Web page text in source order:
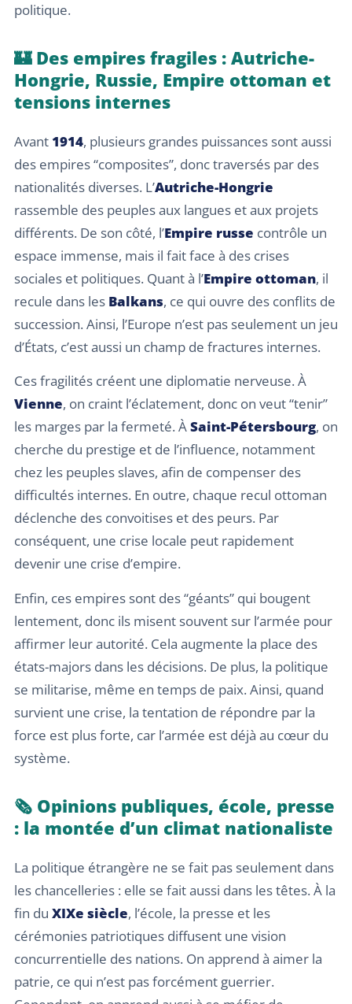
politique.
🏰 Des empires fragiles : Autriche-
Hongrie, Russie, Empire ottoman et
tensions internes
Avant 1914, plusieurs grandes puissances sont aussi
des empires “composites”, donc traversés par des
nationalités diverses. L’Autriche-Hongrie
rassemble des peuples aux langues et aux projets
différents. De son côté, l’Empire russe contrôle un
espace immense, mais il fait face à des crises
sociales et politiques. Quant à l’Empire ottoman, il
recule dans les Balkans, ce qui ouvre des conflits de
succession. Ainsi, l’Europe n’est pas seulement un jeu
d’États, c’est aussi un champ de fractures internes.
Ces fragilités créent une diplomatie nerveuse. À
Vienne, on craint l’éclatement, donc on veut “tenir”
les marges par la fermeté. ÀSaint-Pétersbourg, on
cherche du prestige et de l’influence, notamment
chez les peuples slaves, afin de compenser des
difficultés internes. En outre, chaque recul ottoman
déclenche des convoitises et des peurs. Par
conséquent, une crise locale peut rapidement
devenir une crise d’empire.
Enfin, ces empires sont des “géants” qui bougent
lentement, donc ils misent souvent sur l’armée pour
affirmer leur autorité. Cela augmente la place des
états-majors dans les décisions. De plus, la politique
se militarise, même en temps de paix. Ainsi, quand
survient une crise, la tentation de répondre par la
force est plus forte, car l’armée est déjà au cœur du
système.
🗞️ Opinions publiques, école, presse
: la montée d’un climat nationaliste
La politique étrangère ne se fait pas seulement dans
les chancelleries : elle se fait aussi dans les têtes. À la
fin du XIXe siècle, l’école, la presse et les
cérémonies patriotiques diffusent une vision
concurrentielle des nations. On apprend à aimer la
patrie, ce qui n’est pas forcément guerrier.